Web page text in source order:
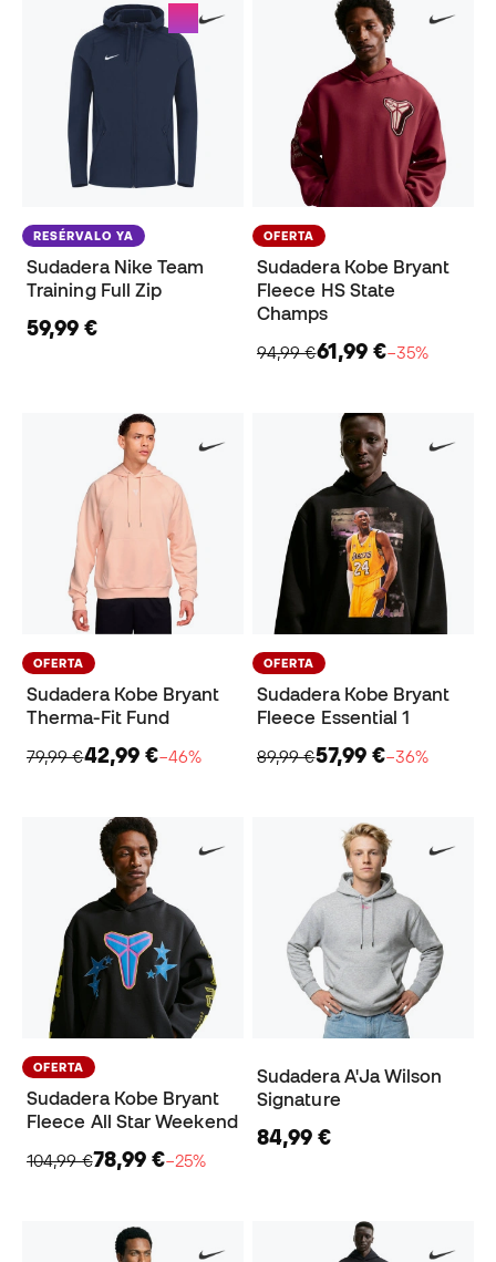
RESÉRVALO YA
Sudadera Nike Team
Training Full Zip
59,99 €
OFERTA
Sudadera Kobe Bryant
Fleece HS State
Champs
94,99 €61,99 €−35%
OFERTA
Sudadera Kobe Bryant
Therma-Fit Fund
79,99 €42,99 €−46%
OFERTA
Sudadera Kobe Bryant
Fleece Essential 1
89,99 €57,99 €−36%
OFERTA
Sudadera Kobe Bryant
Fleece All Star Weekend
104,99 €78,99 €−25%
Sudadera A'Ja Wilson
Signature
84,99 €